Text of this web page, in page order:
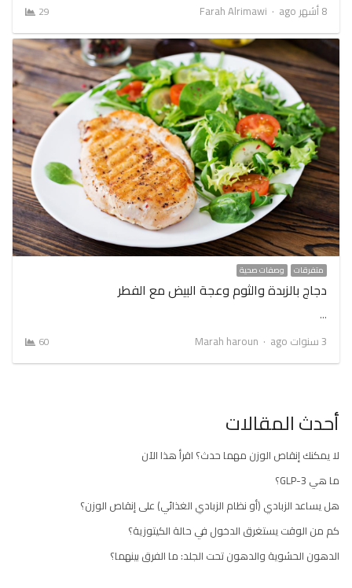
8 أشهر ago
Author
Farah Alrimawi
29
متفرقات وصفات صحية
دجاج بالزبدة والثوم وعجة البيض مع الفطر
…
3 سنوات ago
Author
Marah haroun
60
أحدث المقالات
لا يمكنك إنقاص الوزن مهما حدث؟ اقرأ هذا الآن
ما هي GLP-3؟
هل يساعد الزبادي (أو نظام الزبادي الغذائي) على إنقاص الوزن؟
كم من الوقت يستغرق الدخول في حالة الكيتوزية؟
الدهون الحشوية والدهون تحت الجلد: ما الفرق بينهما؟